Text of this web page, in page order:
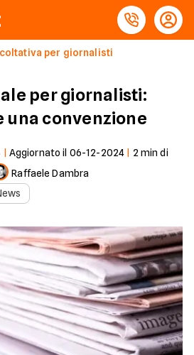
per giornalisti
per giornalisti:
una convenzione
Aggiornato il 06-12-2024 2 min di
Raffaele Dambra